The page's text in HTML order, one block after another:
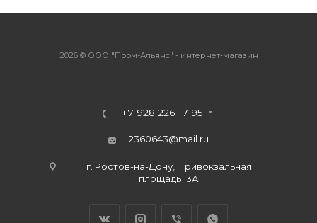
2026 © ООО "Пром-Альянс" - интернет-магазин
+7 928 226 17 95
2360643@mail.ru
г. Ростов-на-Дону, Привокзальная
площадь 13А